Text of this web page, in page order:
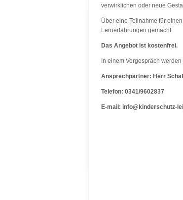
verwirklichen oder neue
Über eine Teilnahme für
Lernerfahrungen gemacht.
Das Angebot ist kostenfrei.
In einem Vorgespräch
Ansprechpartner: Herr
Telefon: 0341/9602837
E-mail: info@kinderschutz-